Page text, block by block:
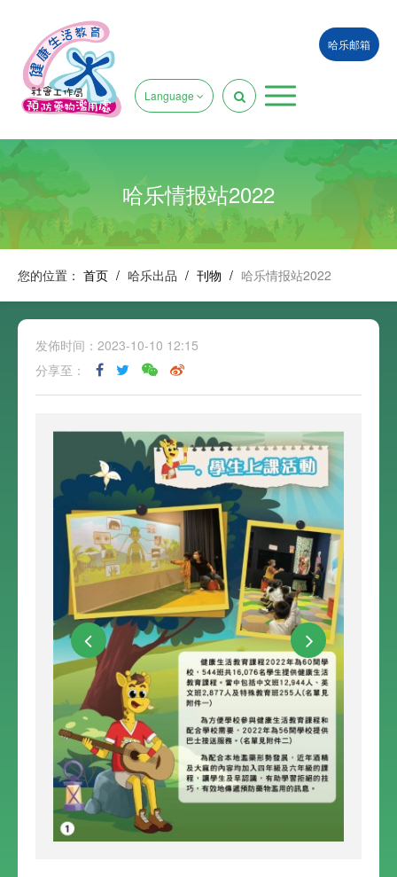
哈乐邮箱
Language
哈乐情报站2022
您的位置： 首页 / 哈乐出品 / 刊物 / 哈乐情报站2022
发佈时间：2023-10-10 12:15
分享至：